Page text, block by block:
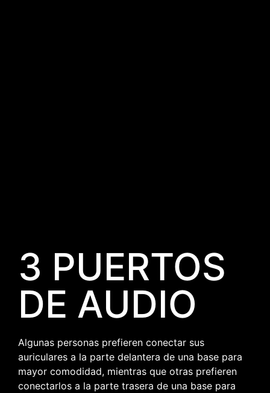
3 PUERTOS
DE AUDIO
Algunas personas prefieren conectar sus
auriculares a la parte delantera de una base para
mayor comodidad, mientras que otras prefieren
conectarlos a la parte trasera de una base para